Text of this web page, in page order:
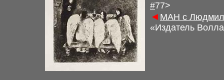
#77>
◄ МАН с
«Издатель